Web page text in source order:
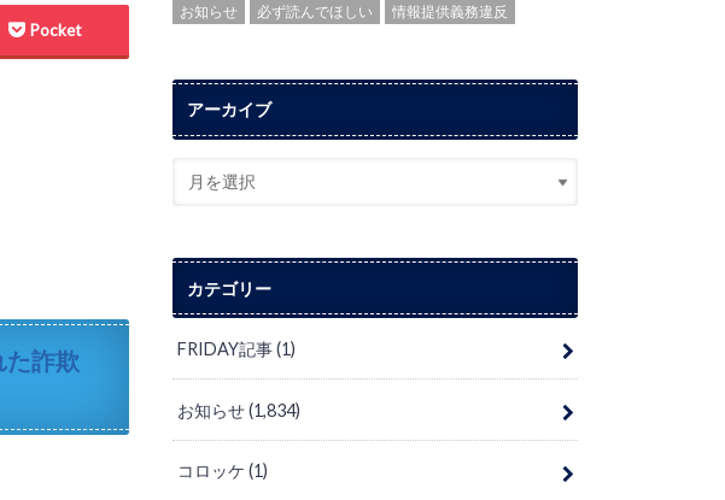
Pocket
た詐欺
お知らせ
必ず読んでほしい 情報提供義務違反
アーカイブ
カテゴリー
FRIDAY記事(1)
お知らせ(1,834)
コロッケ(1)